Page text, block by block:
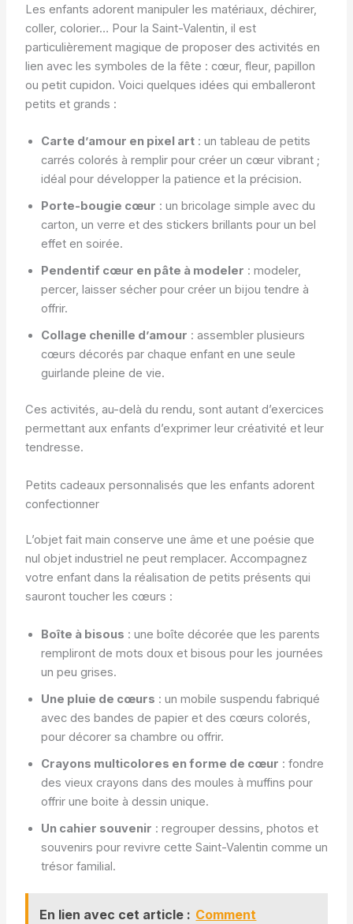
Les enfants adorent manipuler les matériaux, déchirer,
coller, colorier… Pour la Saint-Valentin, il est
particulièrement magique de proposer des activités en
lien avec les symboles de la fête : cœur, fleur, papillon
ou petit cupidon. Voici quelques idées qui emballeront
petits et grands :
Carte d’amour en pixel art: un tableau de petits
carrés colorés à remplir pour créer un cœur vibrant ;
idéal pour développer la patience et la précision.
Porte-bougie cœur : un bricolage simple avec du
carton, un verre et des stickers brillants pour un bel
effet en soirée.
Pendentif cœur en pâte à modeler : modeler,
percer, laisser sécher pour créer un bijou tendre à
offrir.
Collage chenille d’amour : assembler plusieurs
cœurs décorés par chaque enfant en une seule
guirlande pleine de vie.
Ces activités, au-delà du rendu, sont autant d’exercices
permettant aux enfants d’exprimer leur créativité et leur
tendresse.
Petits cadeaux personnalisés que les enfants adorent
confectionner
L’objet fait main conserve une âme et une poésie que
nul objet industriel ne peut remplacer. Accompagnez
votre enfant dans la réalisation de petits présents qui
sauront toucher les cœurs :
Boîte à bisous : une boîte décorée que les parents
rempliront de mots doux et bisous pour les journées
un peu grises.
Une pluie de cœurs : un mobile suspendu fabriqué
avec des bandes de papier et des cœurs colorés,
pour décorer sa chambre ou offrir.
Crayons multicolores en forme de cœur : fondre
des vieux crayons dans des moules à muffins pour
offrir une boite à dessin unique.
Un cahier souvenir : regrouper dessins, photos et
souvenirs pour revivre cette Saint-Valentin comme un
trésor familial.
En lien avec cet article : Comment